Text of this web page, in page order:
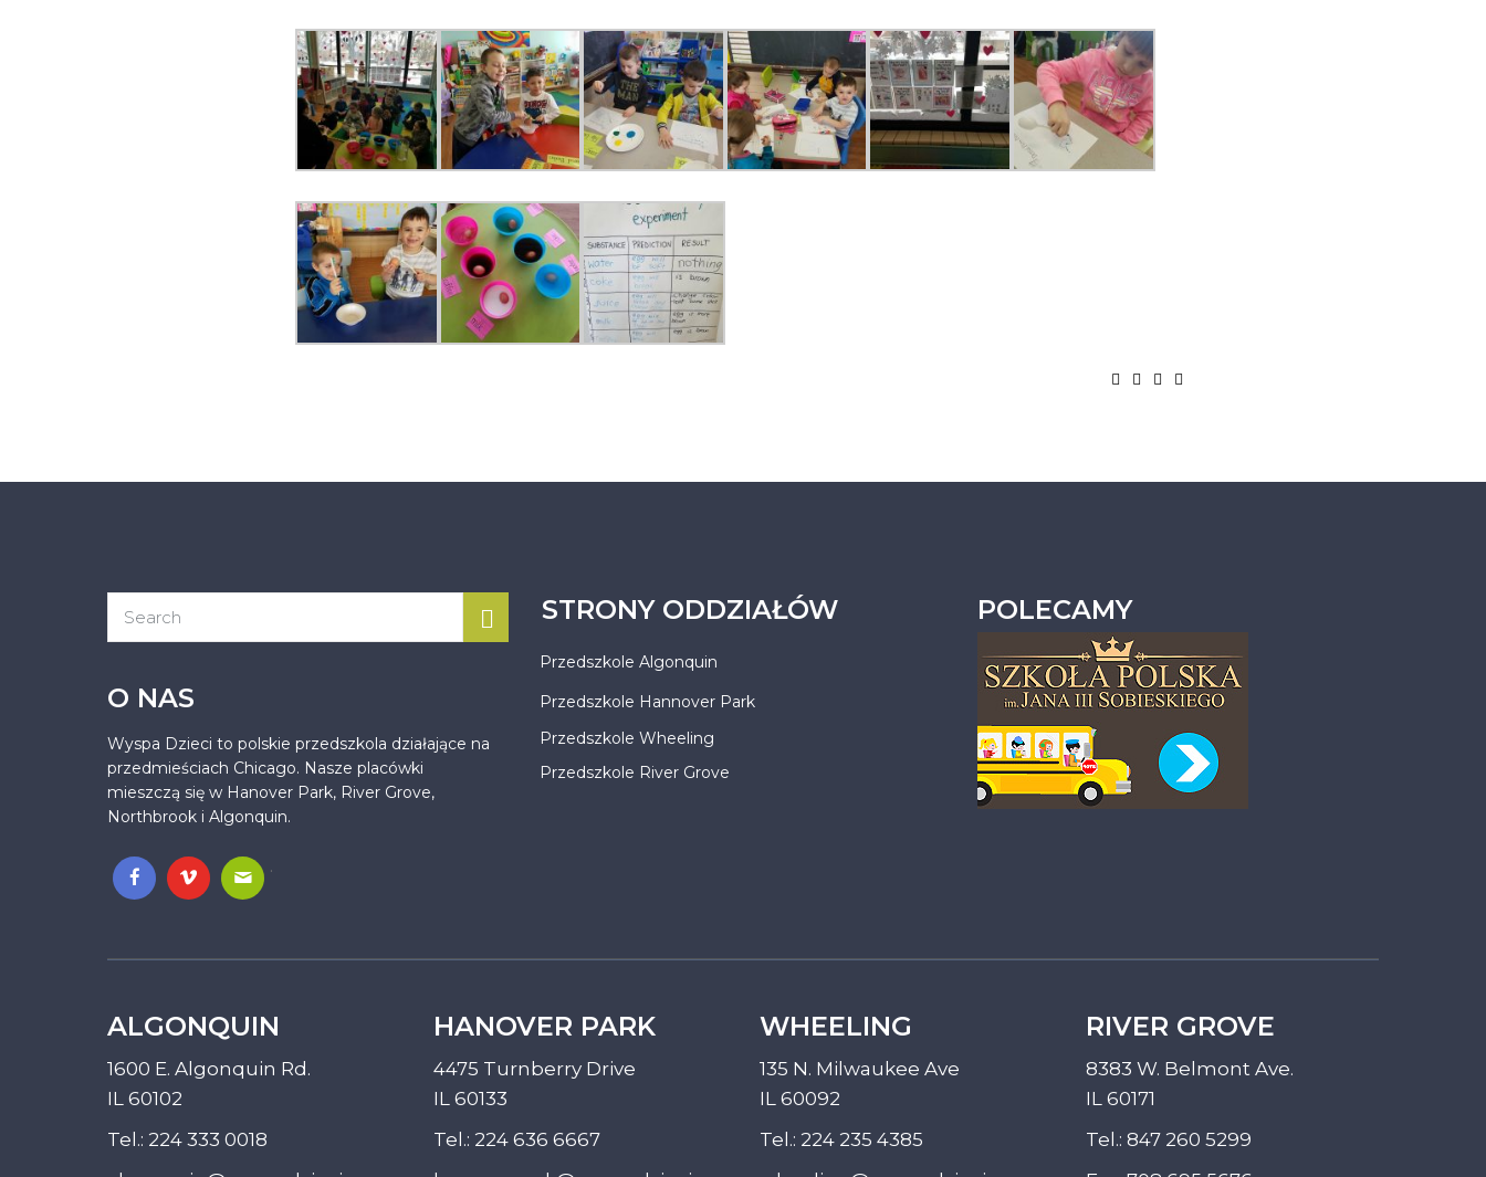
O NAS
Wyspa Dzieci to polskie przedszkola działające na
przedmieściach Chicago. Nasze placówki
mieszczą się w Hanover Park, River Grove,
Northbrook i Algonquin.
.
STRONY ODDZIAŁÓW
Przedszkole Algonquin
Przedszkole Hannover Park
Przedszkole Wheeling
Przedszkole River Grove
POLECAMY
ALGONQUIN
1600 E. Algonquin Rd.
IL 60102
Tel.: 224 333 0018
HANOVER PARK
4475 Turnberry Drive
IL 60133
Tel.: 224 636 6667
WHEELING
135 N. Milwaukee Ave
IL 60092
Tel.: 224 235 4385
RIVER GROVE
8383 W. Belmont Ave.
IL 60171
Tel.: 847 260 5299